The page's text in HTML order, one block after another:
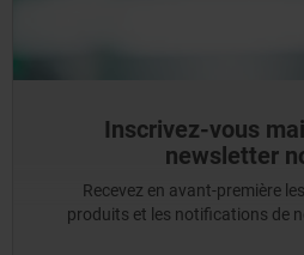
Inscrivez-vous
newsletter
Recevez en avant-première
produits et les notifications de